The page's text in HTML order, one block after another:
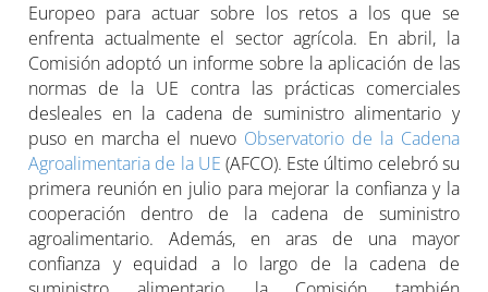
Europeo para actuar sobre los retos a los que se
enfrenta actualmente el sector agrícola. En abril, la
Comisión adoptó un informe sobre la aplicación de las
normas de la UE contra las prácticas comerciales
desleales en la cadena de suministro alimentario y
puso en marcha el nuevo Observatorio de la Cadena
Agroalimentaria de la UE (AFCO). Este último celebró su
primera reunión en julio para mejorar la confianza y la
cooperación dentro de la cadena de suministro
agroalimentario. Además, en aras de una mayor
confianza y equidad a lo largo de la cadena de